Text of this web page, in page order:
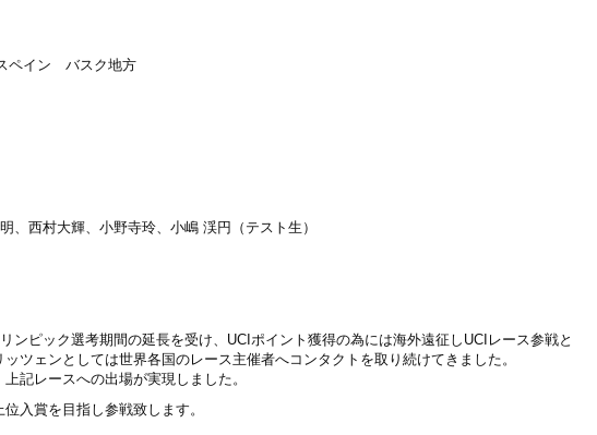
ペイン バスク地方
西村大輝、小野寺玲、小嶋 渓円（テスト生）
ンピック選考期間の延長を受け、 UCIポイント獲得の為には海外遠征し UCI レース参戦と
ツェンとしては世界各国のレース主催者へコンタクトを取り続けてきました。
記レースへの出場が実現しました。
入賞を目指し参戦致します。